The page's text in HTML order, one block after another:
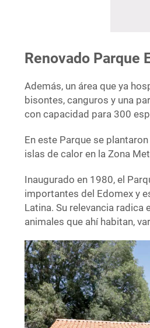
Renovado Parque
Además, un área que ya
bisontes, canguros y una
con capacidad para 300
En este Parque se
islas de calor en la Zona
Inaugurado en 1980, el
importantes del Edomex y
Latina. Su relevancia radica
animales que ahí habitan,